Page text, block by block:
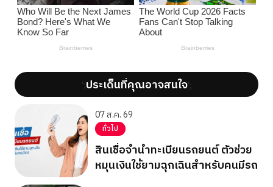
';ประเด็นที่คุณอาจสนใจ';
07 ส.ค. 69
ทั่วไป
สินเชื่อจำนำทะเบียนรถยนต์ ตัวช่วย
หมุนเงินใช้ยามฉุกเฉินสำหรับคนมีรถ